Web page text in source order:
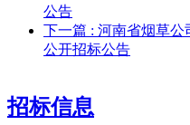
公告
下一篇 : 河南省烟草公
公开招标公告
招标信息